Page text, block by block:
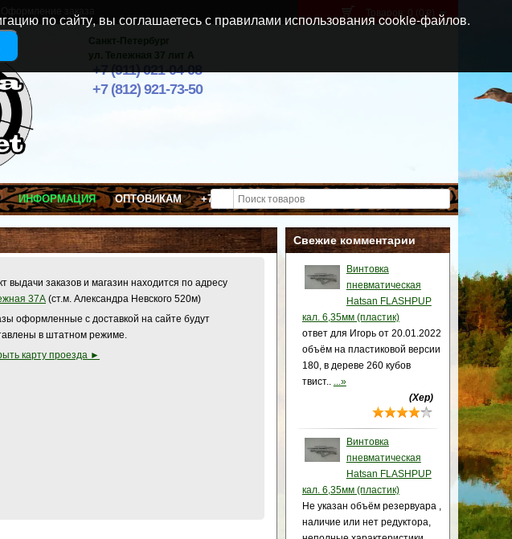
Санкт-Петербург
ул. Тележная 37 лит А
+7 (911) 021-04-08
+7 (812) 921-73-50
Товаров: 0 (0 p )
ИНФОРМАЦИЯ ОПТОВИКАМ +7 (911) 021-04-08
Свежие комментарии
Винтовка
пневматическая
Hatsan FLASHPUP
кал. 6,35мм (пластик)
ответ для Игорь от 20.01.2022
объём на пластиковой версии
180, в дереве 260 кубов
твист.. ...»
(Хер)
Винтовка
пневматическая
Hatsan FLASHPUP
кал. 6,35мм (пластик)
Не указан объём резервуара ,
наличие или нет редуктора,
выдачи заказов и магазин находится по адресу
37А (ст.м. Александра Невского 520м)
оформленные с доставкой на сайте будут
в штатном режиме.
карту проезда ►
по сайту, вы соглашаетесь с правилами использования cookie-файлов.